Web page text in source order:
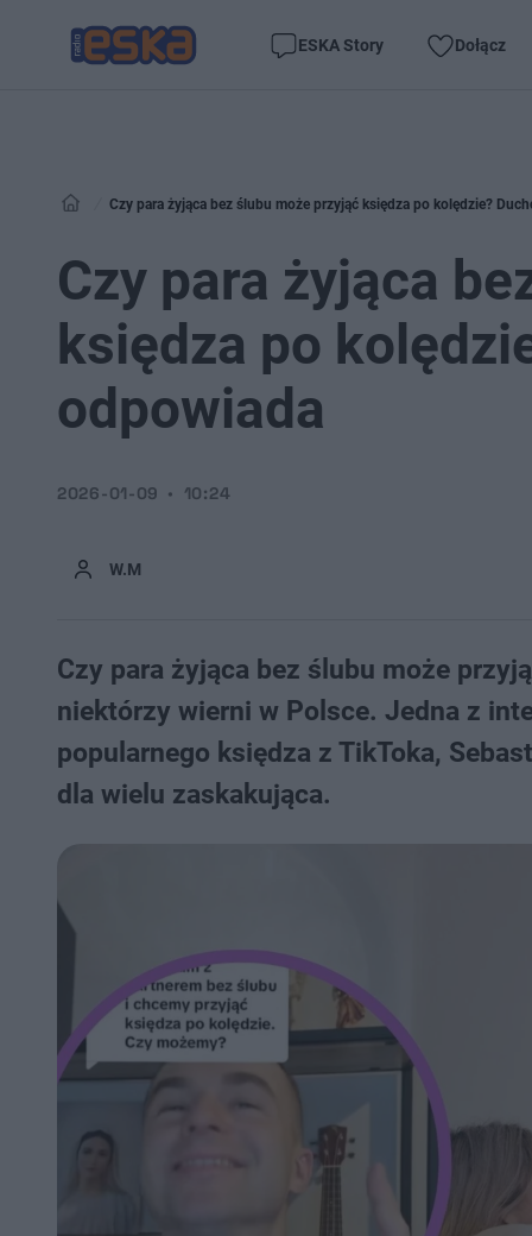
ESKA Story Dołącz
Czy para żyjąca bez ślubu może przyjąć księdza po kolędzie?
Czy para żyjąca
księdza po
odpowiada
W.M
2026-01-09 10:24
Czy para żyjąca bez ślubu może
niektórzy wierni w Polsce. Jedna z
popularnego księdza z TikToka,
dla wielu zaskakująca.